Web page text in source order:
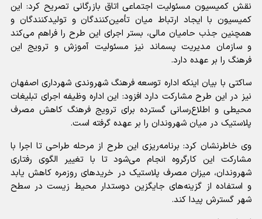
نقش کمیسیون مسئولیت اجتماعی اتاق بازرگانی تصریح کرد: این
کمیسیون با ایجاد ارتباط میان تأمین‌کنندگان و تولیدکنندگان و
همچنین جذب حامیان مالی، بستر اجرای این طرح را فراهم می‌کند
و سازمان مدیریت پسماند نیز مسئولیت آموزش و ترویج این
فرهنگ را بر عهده دارد.
ساکتی با بیان اینکه اداره توسعه فرهنگ شهروندی شهرداری اصفهان
نیز در این طرح مشارکت دارد افزود: این اداره وظیفه اجرای تبلیغات
محیطی و اطلاع‌رسانی گسترده برای ترویج فرهنگ کاهش مصرف
پلاستیک در میان شهروندان را بر عهده گرفته است.
وی خاطرنشان کرد: برنامه‌ریزی این طرح از مرحله طراحی تا اجرا با
مشارکت این کارگروه انجام می‌شود تا با تغییر الگوی رفتاری
شهروندان، میزان مصرف پلاستیک در خریدهای روزمره کاهش یابد
و استفاده از گزینه‌های جایگزین دوستدار محیط زیست در سطح
شهر گسترش پیدا کند.